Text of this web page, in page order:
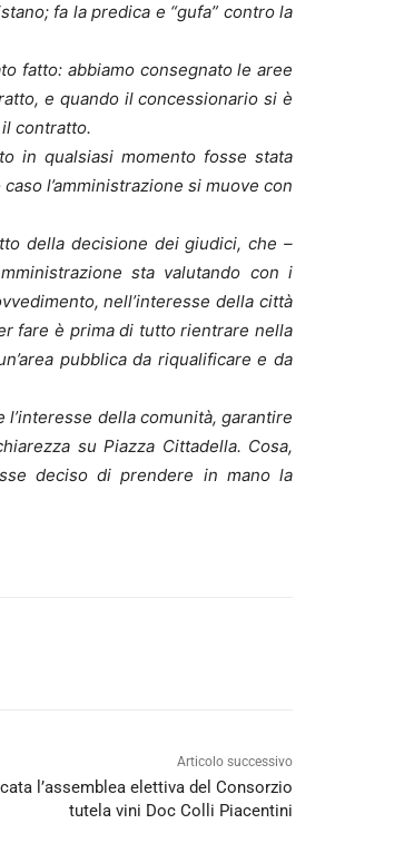
fa la predica e “gufa” contro la
fatto: abbiamo consegnato le aree
e quando il concessionario si è
contratto.
in qualsiasi momento fosse stata
l’amministrazione si muove con
della decisione dei giudici, che –
sta valutando con i
nell’interesse della città
fare è prima di tutto rientrare nella
pubblica da riqualificare e da
della comunità, garantire
su Piazza Cittadella. Cosa,
deciso di prendere in mano la
Articolo successivo
l’assemblea elettiva del Consorzio
tutela vini Doc Colli Piacentini